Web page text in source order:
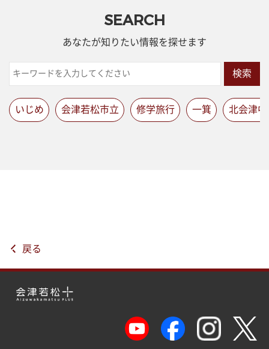
SEARCH
あなたが知りたい情報を探せます
検索
いじめ 会津若松市立 修学旅行 一箕 北会津中
戻る